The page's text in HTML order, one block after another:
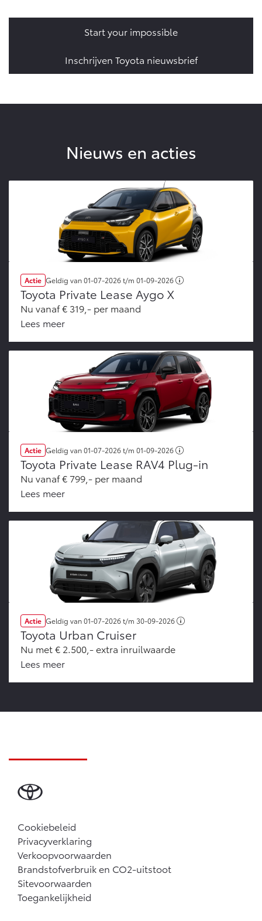
Start your impossible
Inschrijven Toyota nieuwsbrief
Nieuws en acties
Actie Geldig van01-07-2026t/m 01-09-2026
Toyota Private Lease Aygo X
Nu vanaf € 319,- per maand
Lees meer
Actie Geldig van01-07-2026t/m 01-09-2026
Toyota Private Lease RAV4 Plug-in
Nu vanaf € 799,- per maand
Lees meer
Actie Geldig van01-07-2026t/m 30-09-2026
Toyota Urban Cruiser
Nu met € 2.500,- extra inruilwaarde
Lees meer
Cookiebeleid
Privacyverklaring
Verkoopvoorwaarden
Brandstofverbruik en CO2-uitstoot
Sitevoorwaarden
Toegankelijkheid